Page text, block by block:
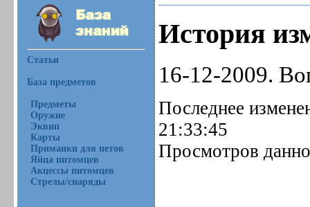
Статьи
База предметов
Предметы
Оружие
Эквип
Карты
Приманки для петов
Яйца питомцев
Акцессы питомцев
Стрелы/снаряды
История
16-12-2009.
Последнее
21:33:45
Просмотров